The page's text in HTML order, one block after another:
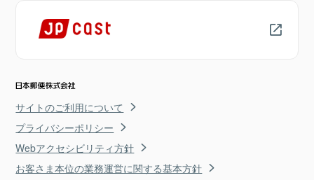
サイトのご利用について
プライバシーポリシー
Webアクセシビリティ方針
お客さま本位の業務運営に関する基本方針